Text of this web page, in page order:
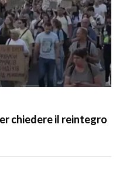
chiedere il reintegro